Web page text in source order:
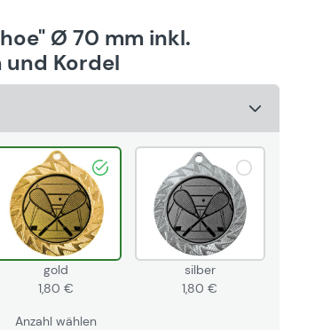
Ø 70 mm inkl.
Kordel
gold
1,80 €
silber
1,80 €
Anzahl wählen